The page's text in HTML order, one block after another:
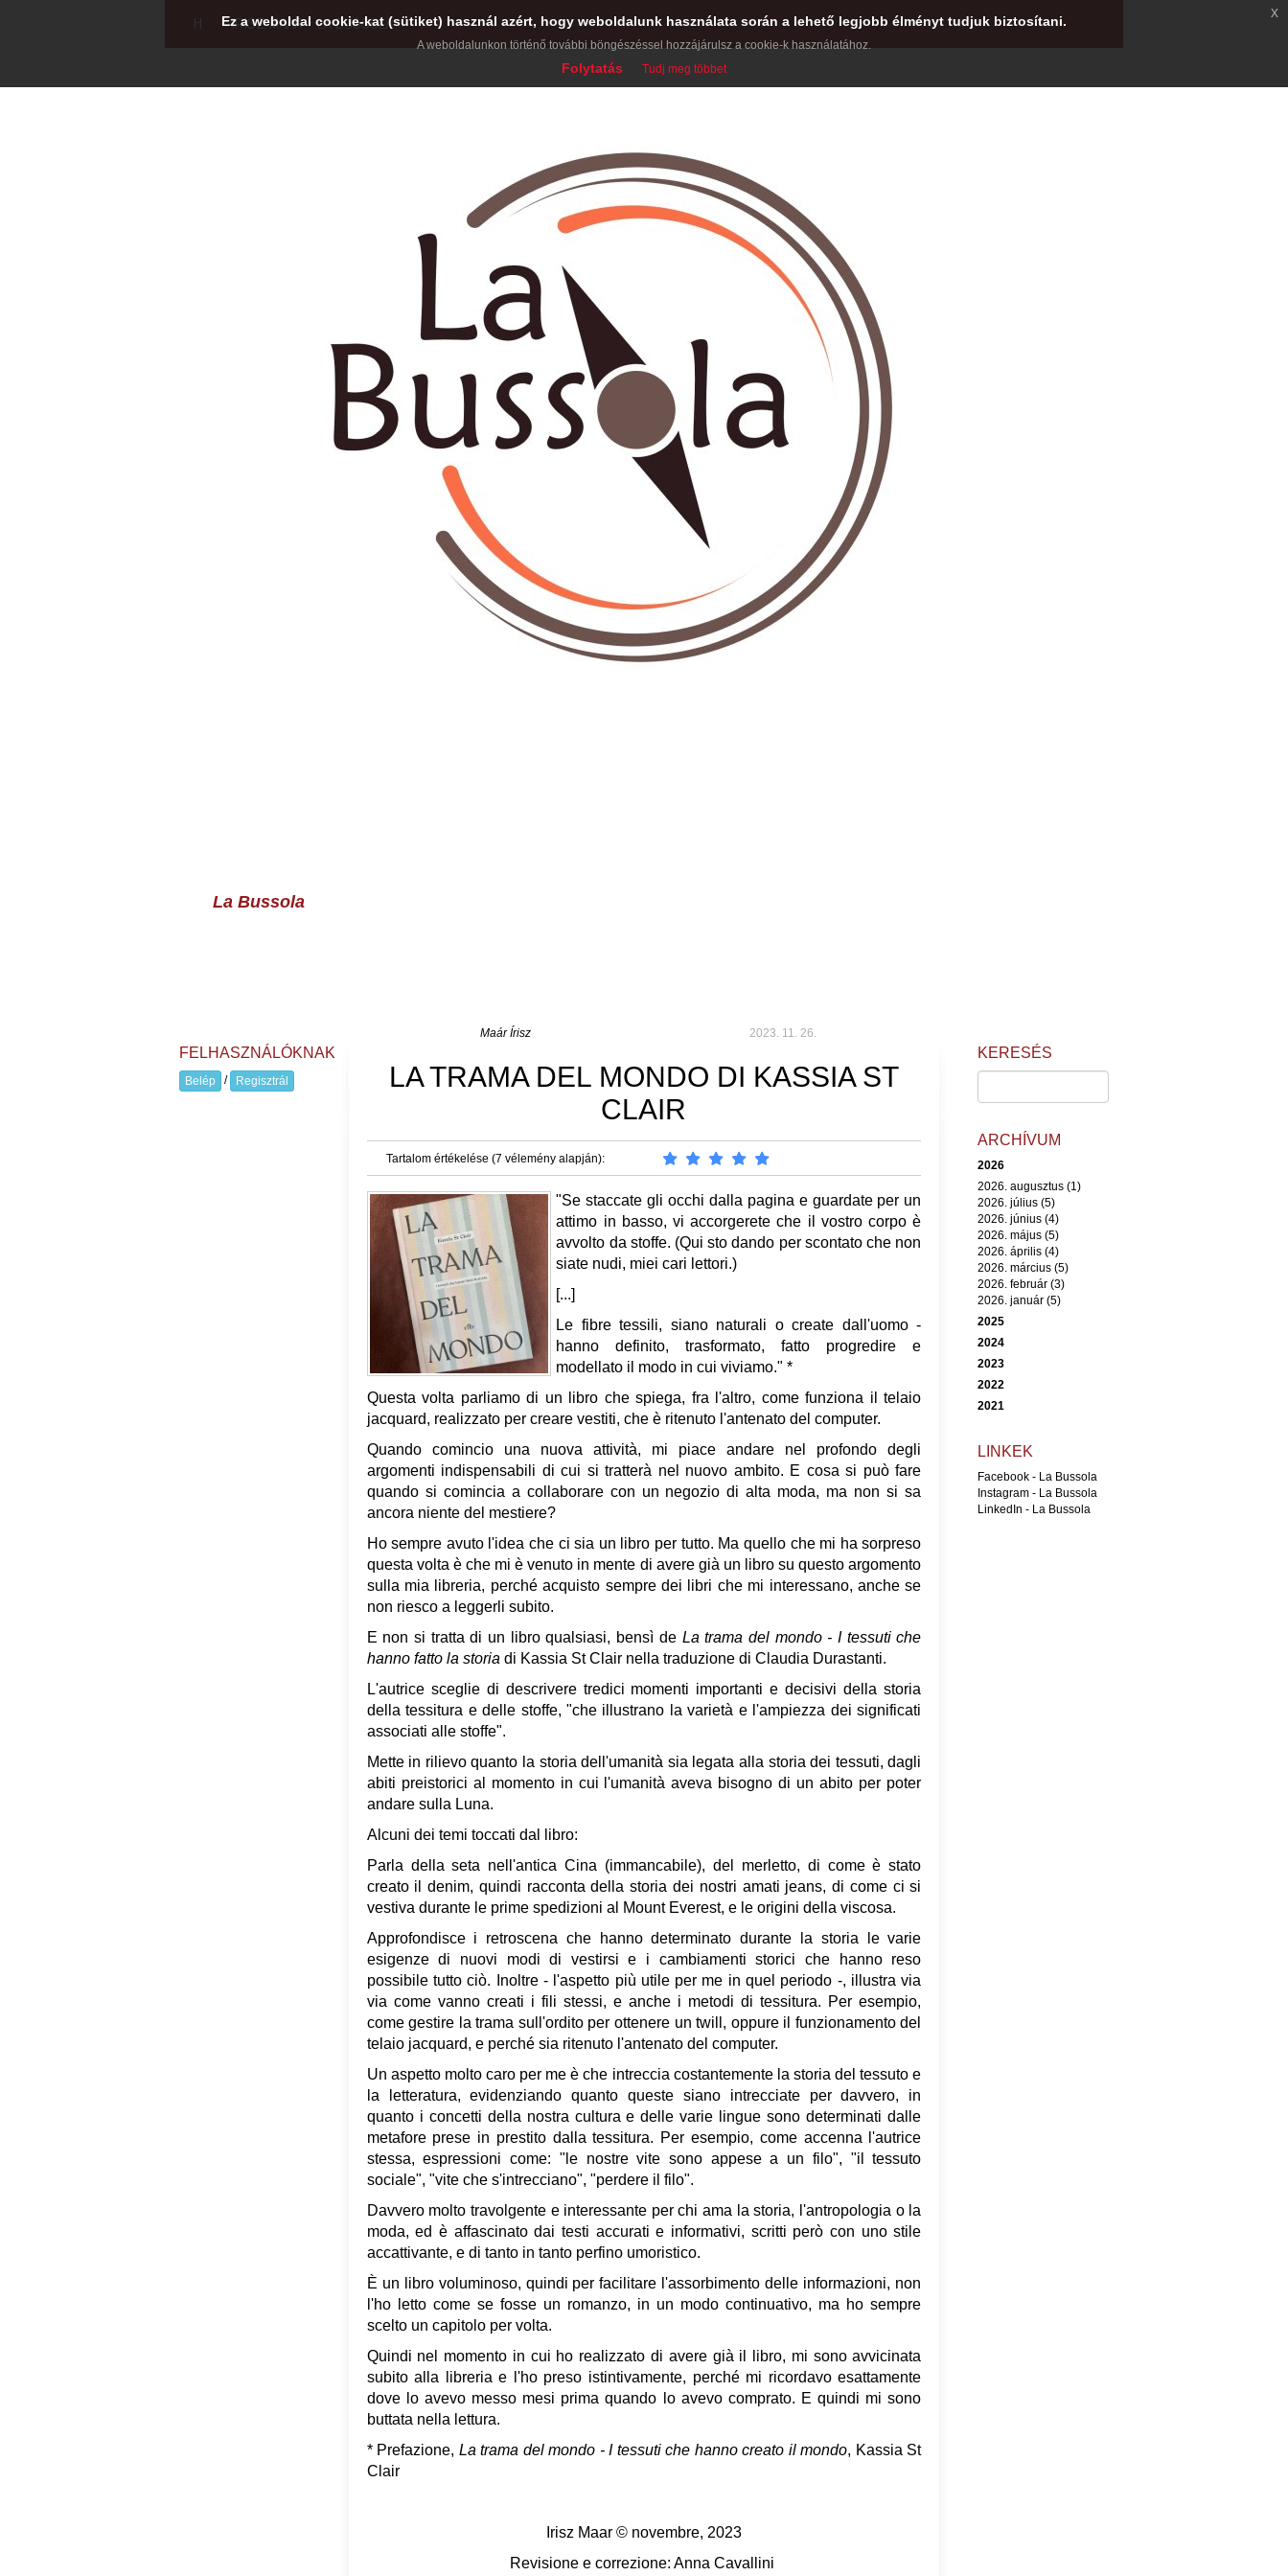
IRISZ MAAR - LA BUSSOLA
La Bussola
Maár Írisz 2023. 11. 26.
LA TRAMA DEL MONDO DI KASSIA ST
CLAIR
Tartalom értékelése (7 vélemény alapján):
"Se staccate gli occhi dalla pagina e guardate per un
attimo in basso, vi accorgerete che il vostro corpo è
avvolto da stoffe. (Qui sto dando per scontato che non
siate nudi, miei cari lettori.)
[...]
Le fibre tessili, siano naturali o create dall'uomo -
hanno definito, trasformato, fatto progredire e
modellato il modo in cui viviamo." *
Questa volta parliamo di un libro che spiega, fra l'altro, come funziona il telaio
jacquard, realizzato per creare vestiti, che è ritenuto l'antenato del computer.
Quando comincio una nuova attività, mi piace andare nel profondo degli
argomenti indispensabili di cui si tratterà nel nuovo ambito. E cosa si può fare
quando si comincia a collaborare con un negozio di alta moda, ma non si sa
ancora niente del mestiere?
Ho sempre avuto l'idea che ci sia un libro per tutto. Ma quello che mi ha sorpreso
questa volta è che mi è venuto in mente di avere già un libro su questo argomento
sulla mia libreria, perché acquisto sempre dei libri che mi interessano, anche se
non riesco a leggerli subito.
E non si tratta di un libro qualsiasi, bensì de La trama del mondo - I tessuti che
hanno fatto la storia di Kassia St Clair nella traduzione di Claudia Durastanti.
L'autrice sceglie di descrivere tredici momenti importanti e decisivi della storia
della tessitura e delle stoffe, "che illustrano la varietà e l'ampiezza dei significati
associati alle stoffe".
Mette in rilievo quanto la storia dell'umanità sia legata alla storia dei tessuti, dagli
abiti preistorici al momento in cui l'umanità aveva bisogno di un abito per poter
andare sulla Luna.
Alcuni dei temi toccati dal libro:
Parla della seta nell'antica Cina (immancabile), del merletto, di come è stato
creato il denim, quindi racconta della storia dei nostri amati jeans, di come ci si
vestiva durante le prime spedizioni al Mount Everest, e le origini della viscosa.
Approfondisce i retroscena che hanno determinato durante la storia le varie
esigenze di nuovi modi di vestirsi e i cambiamenti storici che hanno reso
possibile tutto ciò. Inoltre - l'aspetto più utile per me in quel periodo -, illustra via
via come vanno creati i fili stessi, e anche i metodi di tessitura. Per esempio,
come gestire la trama sull'ordito per ottenere un twill, oppure il funzionamento del
telaio jacquard, e perché sia ritenuto l'antenato del computer.
Un aspetto molto caro per me è che intreccia costantemente la storia del tessuto e
la letteratura, evidenziando quanto queste siano intrecciate per davvero, in
quanto i concetti della nostra cultura e delle varie lingue sono determinati dalle
metafore prese in prestito dalla tessitura. Per esempio, come accenna l'autrice
stessa, espressioni come: "le nostre vite sono appese a un filo", "il tessuto
sociale", "vite che s'intrecciano", "perdere il filo".
Davvero molto travolgente e interessante per chi ama la storia, l'antropologia o la
moda, ed è affascinato dai testi accurati e informativi, scritti però con uno stile
accattivante, e di tanto in tanto perfino umoristico.
È un libro voluminoso, quindi per facilitare l'assorbimento delle informazioni, non
l'ho letto come se fosse un romanzo, in un modo continuativo, ma ho sempre
scelto un capitolo per volta.
Quindi nel momento in cui ho realizzato di avere già il libro, mi sono avvicinata
subito alla libreria e l'ho preso istintivamente, perché mi ricordavo esattamente
dove lo avevo messo mesi prima quando lo avevo comprato. E quindi mi sono
buttata nella lettura.
* Prefazione, La trama del mondo - I tessuti che hanno creato il mondo, Kassia St
Clair
Irisz Maar © novembre, 2023
Revisione e correzione: Anna Cavallini
FELHASZNÁLÓKNAK
Belép / Regisztrál
KERESÉS
ARCHÍVUM
2026
2026. augusztus (1)
2026. július (5)
2026. június (4)
2026. május (5)
2026. április (4)
2026. március (5)
2026. február (3)
2026. január (5)
2025
2024
2023
2022
2021
LINKEK
Facebook - La Bussola
Instagram - La Bussola
LinkedIn - La Bussola
Ez a weboldal cookie-kat (sütiket) használ azért, hogy weboldalunk használata során a lehető legjobb élményt tudjuk biztosítani.
A weboldalunkon történő további böngészéssel hozzájárulsz a cookie-k használatához.
Folytatás Tudj meg többet
x